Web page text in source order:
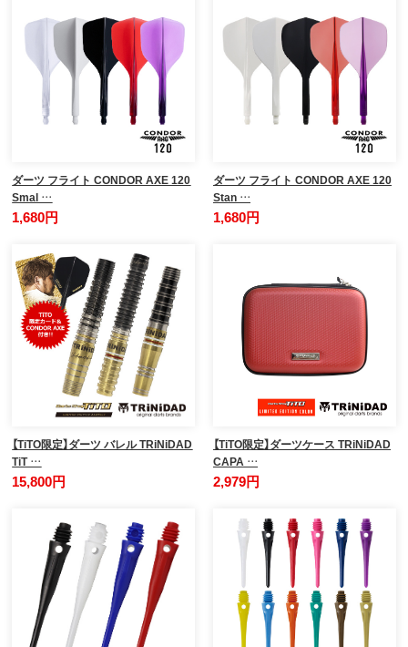
ダーツ フライト CONDOR AXE 120
Smal …
1,680円
ダーツ フライト CONDOR AXE 120
Stan …
1,680円
【TiTO限定】ダーツ バレル TRiNiDAD
TiT …
15,800円
【TiTO限定】ダーツケース TRiNiDAD
CAPA …
2,979円